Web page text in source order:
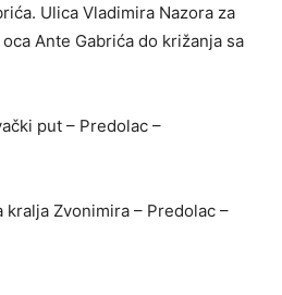
Ulica Vladimira Nazora za
Ante Gabrića do križanja sa
put – Predolac –
Zvonimira – Predolac –